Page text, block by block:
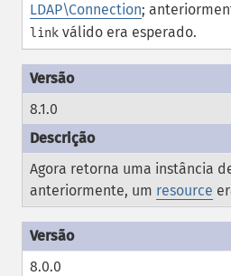
LDAP\Connection;
link válido era esperado.
8.1.0
Agora retorna uma instância
anteriormente, um resource
8.0.0